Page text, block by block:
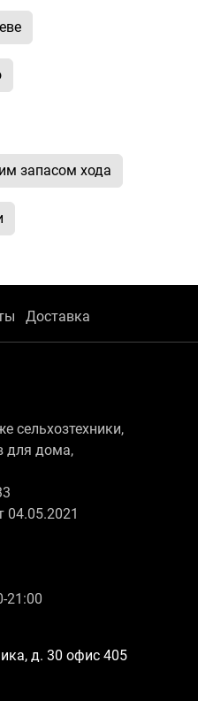
запасом хода
Доставка
сельхозтехники,
для дома,
04.05.2021
21:00
д. 30 офис 405